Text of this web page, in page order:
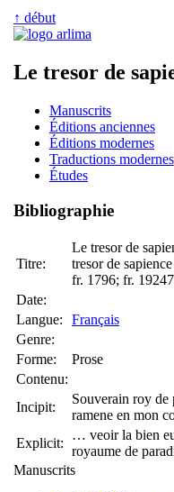
↑ début
Le tresor de
Manuscrits
Éditions anciennes
Éditions modernes
Traductions modernes
Études
Bibliographie
Titre:
Le tresor de
tresor de
fr. 1796; fr.
Date:
Langue:
Français
Genre:
Forme:
Prose
Contenu:
Incipit:
Souverain roy de
ramene en mon
Explicit:
… veoir la bien
royaume de
Manuscrits